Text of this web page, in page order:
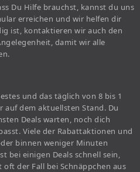
Du Hilfe brauchst, kannst du uns
erreichen und wir helfen dir
ist, kontaktieren wir auch den
damit wir alle
und das täglich von 8 bis 1
auf dem aktuellsten Stand. Du
Deals warten, noch dich
Viele der Rabattaktionen und
binnen weniger Minuten
bei einigen Deals schnell sein,
der Fall bei Schnäppchen aus